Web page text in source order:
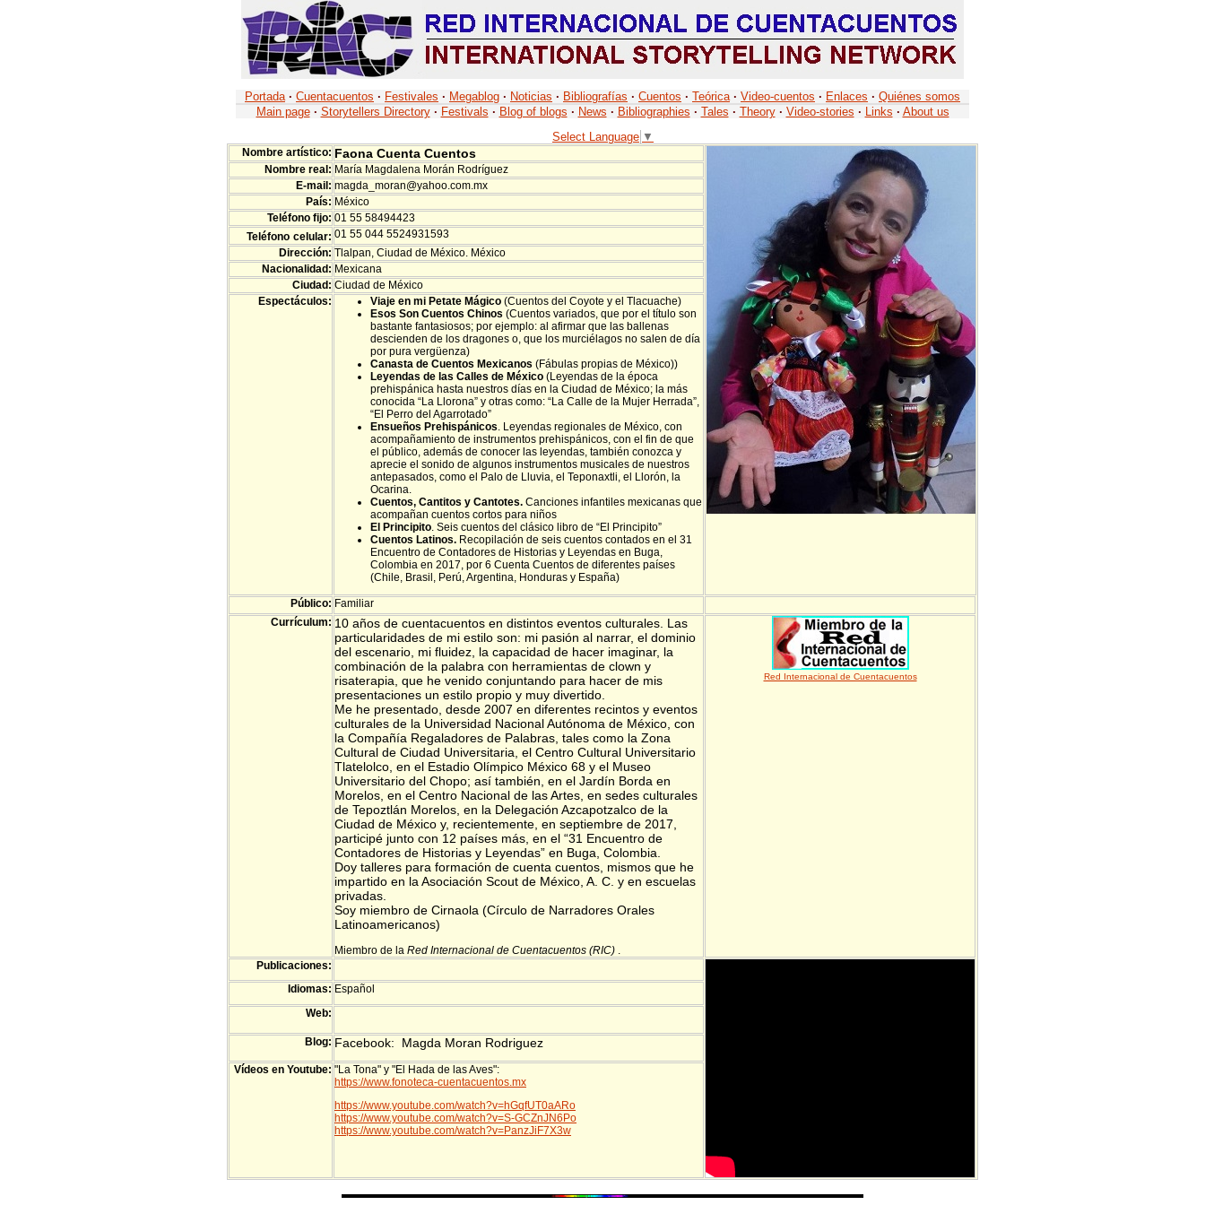
Portada · Cuentacuentos · Festivales · Megablog · Noticias · Bibliografías · Cuentos · Teórica · Video-cuentos · Enlaces · Quiénes somos
Main page · Storytellers Directory · Festivals · Blog of blogs · News · Bibliographies · Tales · Theory · Video-stories · Links · About us
Select Language ▼
Nombre artístico: Faona Cuenta Cuentos
Nombre real: María Magdalena Morán Rodríguez
E-mail: magda_moran@yahoo.com.mx
País: México
Teléfono fijo: 01 55 58494423
Teléfono celular: 01 55 044 5524931593
Dirección: Tlalpan, Ciudad de México. México
Nacionalidad: Mexicana
Ciudad: Ciudad de México
Espectáculos:
Viaje en mi Petate Mágico (Cuentos del Coyote y el Tlacuache)
Esos Son Cuentos Chinos (Cuentos variados, que por el título son
bastante fantasiosos; por ejemplo: al afirmar que las ballenas
descienden de los dragones o, que los murciélagos no salen de día
por pura vergüenza)
Canasta de Cuentos Mexicanos (Fábulas propias de México))
Leyendas de las Calles de México (Leyendas de la época
prehispánica hasta nuestros días en la Ciudad de México; la más
conocida “La Llorona” y otras como: “La Calle de la Mujer Herrada”,
“El Perro del Agarrotado”
Ensueños Prehispánicos. Leyendas regionales de México, con
acompañamiento de instrumentos prehispánicos, con el fin de que
el público, además de conocer las leyendas, también conozca y
aprecie el sonido de algunos instrumentos musicales de nuestros
antepasados, como el Palo de Lluvia, el Teponaxtli, el Llorón, la
Ocarina.
Cuentos, Cantitos y Cantotes. Canciones infantiles mexicanas que
acompañan cuentos cortos para niños
El Principito. Seis cuentos del clásico libro de “El Principito”
Cuentos Latinos. Recopilación de seis cuentos contados en el 31
Encuentro de Contadores de Historias y Leyendas en Buga,
Colombia en 2017, por 6 Cuenta Cuentos de diferentes países
(Chile, Brasil, Perú, Argentina, Honduras y España)
Público: Familiar
Currículum: 10 años de cuentacuentos en distintos eventos culturales. Las
particularidades de mi estilo son: mi pasión al narrar, el dominio
del escenario, mi fluidez, la capacidad de hacer imaginar, la
combinación de la palabra con herramientas de clown y
risaterapia, que he venido conjuntando para hacer de mis
presentaciones un estilo propio y muy divertido.
Me he presentado, desde 2007 en diferentes recintos y eventos
culturales de la Universidad Nacional Autónoma de México, con
la Compañía Regaladores de Palabras, tales como la Zona
Cultural de Ciudad Universitaria, el Centro Cultural Universitario
Tlatelolco, en el Estadio Olímpico México 68 y el Museo
Universitario del Chopo; así también, en el Jardín Borda en
Morelos, en el Centro Nacional de las Artes, en sedes culturales
de Tepoztlán Morelos, en la Delegación Azcapotzalco de la
Ciudad de México y, recientemente, en septiembre de 2017,
participé junto con 12 países más, en el “31 Encuentro de
Contadores de Historias y Leyendas” en Buga, Colombia.
Doy talleres para formación de cuenta cuentos, mismos que he
impartido en la Asociación Scout de México, A. C. y en escuelas
privadas.
Soy miembro de Cirnaola (Círculo de Narradores Orales
Latinoamericanos)
Miembro de la Red Internacional de Cuentacuentos (RIC) .
Red Internacional de Cuentacuentos
Publicaciones:
Idiomas: Español
Web:
Blog: Facebook: Magda Moran Rodriguez
Vídeos en Youtube: "La Tona" y "El Hada de las Aves":
https://www.fonoteca-cuentacuentos.mx
https://www.youtube.com/watch?v=hGqfUT0aARo
https://www.youtube.com/watch?v=S-GCZnJN6Po
https://www.youtube.com/watch?v=PanzJiF7X3w